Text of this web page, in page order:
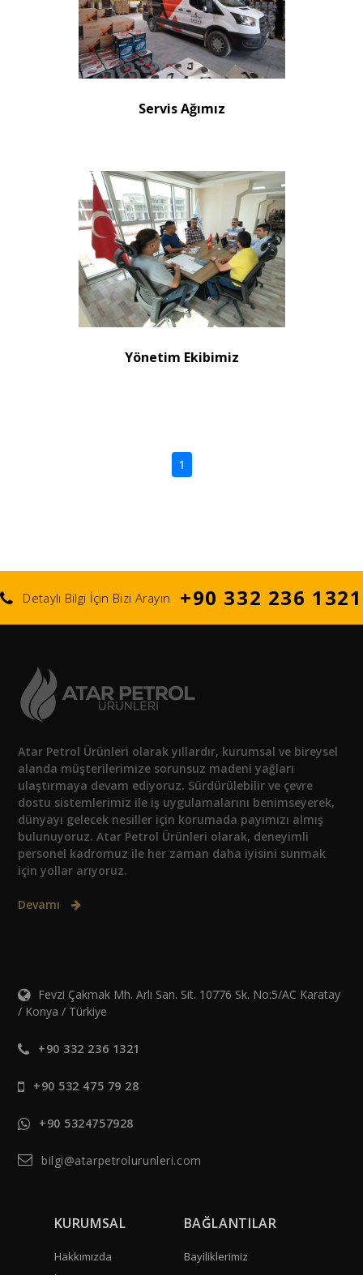
Servis Ağımız
Yönetim Ekibimiz
1
Detaylı Bilgi İçin Bizi Arayın +90 332 236 1321
Atar Petrol Ürünleri olarak yıllardır, kurumsal ve bireysel
alanda müşterilerimize sorunsuz madeni yağları
ulaştırmaya devam ediyoruz. Sürdürülebilir ve çevre
dostu sistemlerimiz ile iş uygulamalarını benimseyerek,
dünyayı gelecek nesiller için korumada payımızı almış
bulunuyoruz. Atar Petrol Ürünleri olarak, deneyimli
personel kadromuz ile her zaman daha iyisini sunmak
için yollar arıyoruz.
Devamı
Fevzi Çakmak Mh. Arlı San. Sit. 10776 Sk. No:5/AC Karatay
/ Konya / Türkiye
+90 332 236 1321
+90 532 475 79 28
+90 5324757928
bilgi@atarpetrolurunleri.com
KURUMSAL
Hakkımızda
BAĞLANTILAR
Bayiliklerimiz